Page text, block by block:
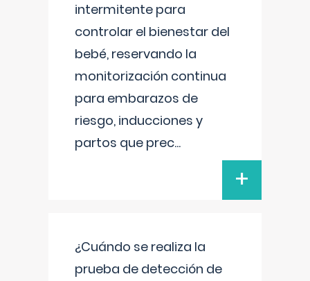
intermitente para
controlar el bienestar del
bebé, reservando la
monitorización continua
para embarazos de
riesgo, inducciones y
partos que prec...
+
¿Cuándo se realiza la
prueba de detección de